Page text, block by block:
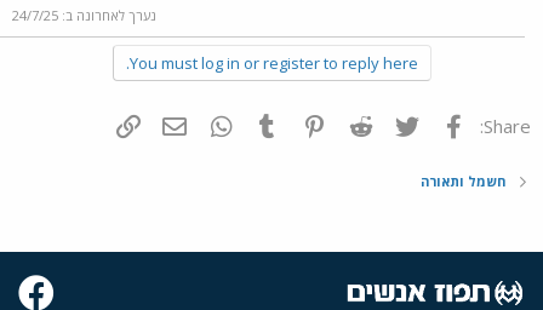
נערך לאחרונה ב: 24/7/25
You must log in or register to reply here.
Share: פייסבוק Twitter
Reddit
Pinterest
Tumblr
WhatsAppדואר אלקטרוני
חשמל ותאורה